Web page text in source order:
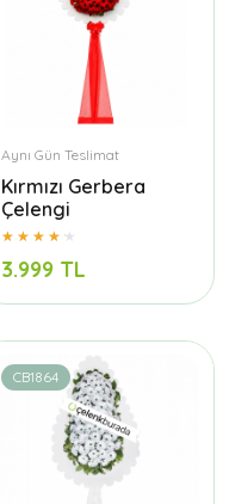
Aynı Gün Teslimat
Kırmızı Gerbera
Çelengi
3.999 TL
CB1864